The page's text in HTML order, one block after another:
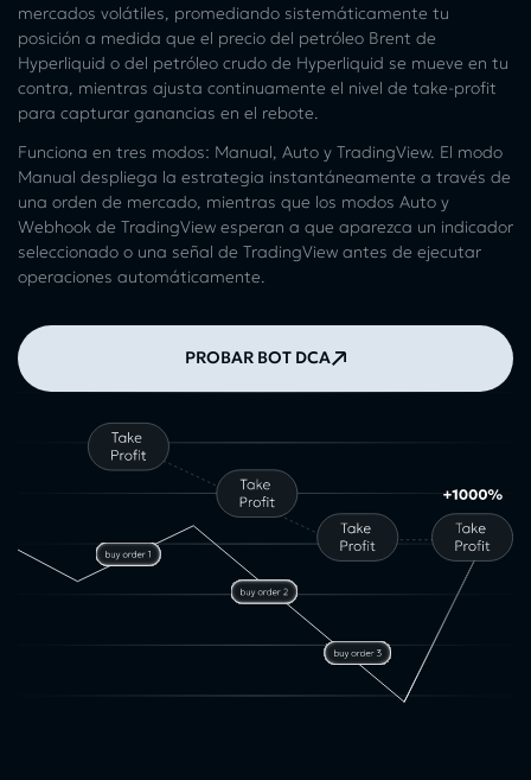
mercados volátiles, promediando sistemáticamente tu
posición a medida que el precio del petróleo Brent de
Hyperliquid o del petróleo crudo de Hyperliquid se mueve en tu
contra, mientras ajusta continuamente el nivel de take-profit
para capturar ganancias en el rebote.
Funciona en tres modos: Manual, Auto y TradingView. El modo
Manual despliega la estrategia instantáneamente a través de
una orden de mercado, mientras que los modos Auto y
Webhook de TradingView esperan a que aparezca un indicador
seleccionado o una señal de TradingView antes de ejecutar
operaciones automáticamente.
PROBAR BOT DCA